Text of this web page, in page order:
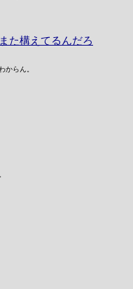
た構えてるんだろ
からん。